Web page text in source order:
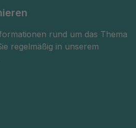
rund um das Thema
regelmäßig in unserem